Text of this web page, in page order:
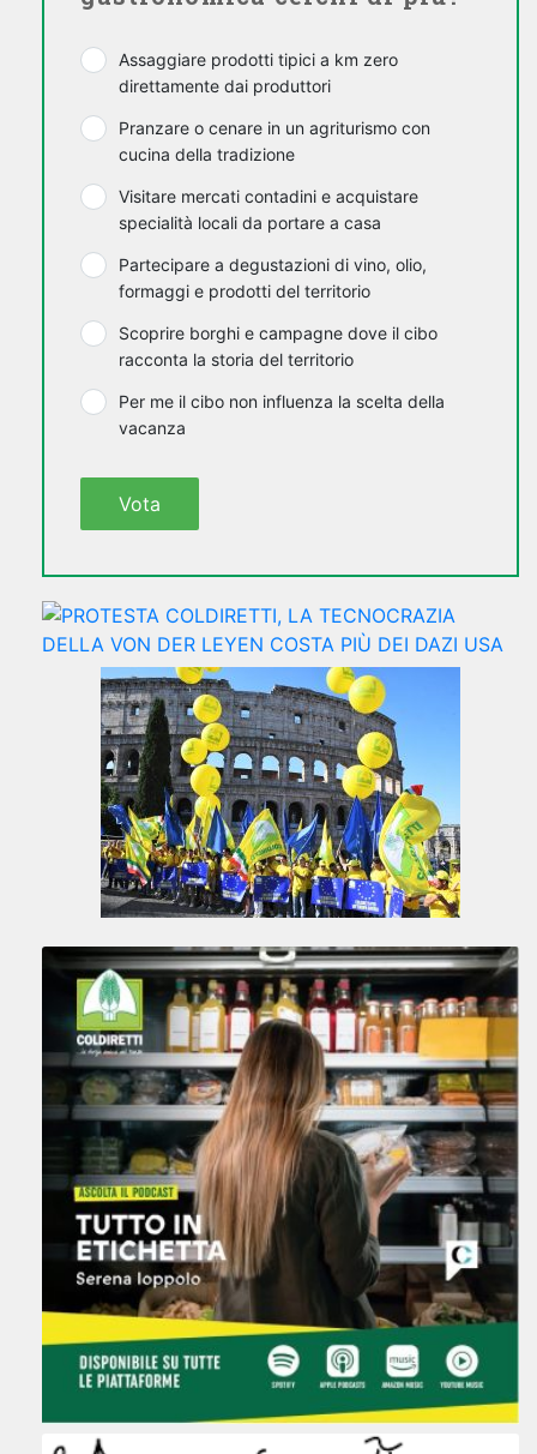
Assaggiare prodotti tipici a km zero
direttamente dai produttori
Pranzare o cenare in un agriturismo con
cucina della tradizione
Visitare mercati contadini e acquistare
specialità locali da portare a casa
Partecipare a degustazioni di vino, olio,
formaggi e prodotti del territorio
Scoprire borghi e campagne dove il cibo
racconta la storia del territorio
Per me il cibo non influenza la scelta della
vacanza
Vota